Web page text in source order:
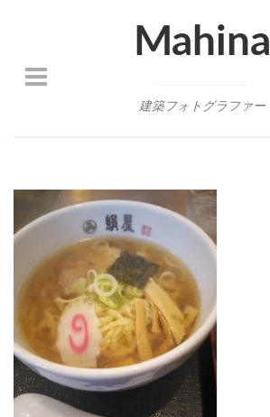
Mahina
建築フォトグラファー